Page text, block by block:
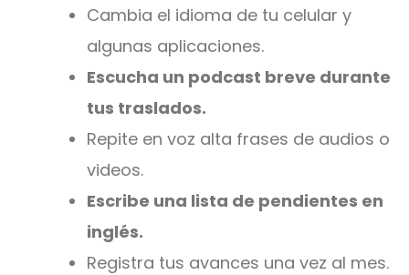
Cambia el idioma de tu celular y
algunas aplicaciones.
Escucha un podcast breve durante
tus traslados.
Repite en voz alta frases de audios o
videos.
Escribe una lista de pendientes en
inglés.
Registra tus avances una vez al mes.